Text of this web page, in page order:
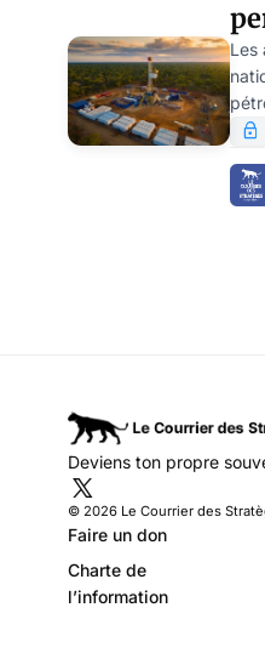
Les
Deviens ton propre
© 2026 Le Courrier des
Faire un don
Charte de
l’information